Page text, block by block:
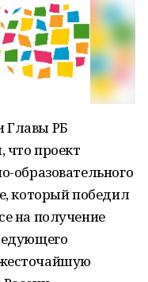
Главы РБ
проект
образовательного
который победил
на получение